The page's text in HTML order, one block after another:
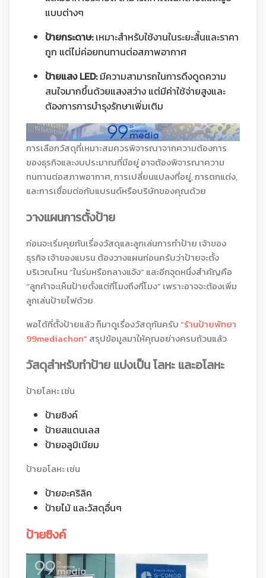
แบบต่างๆ
ป้ายกระดาษ:เหมาะสำหรับใช้งานในระยะสั้นและราคา
ถูก แต่ไม่ค่อยทนทานต่อสภาพอากาศ
ป้ายแสง LED:มีความสามารถในการดึงดูดความ
สนใจมากขึ้นด้วยแสงสว่าง แต่มีค่าใช้จ่ายสูงและ
ต้องการการบำรุงรักษาเพิ่มเติม
การเลือกวัสดุที่เหมาะสมควรพิจารณาจากความต้องการ
ของธุรกิจและงบประมาณที่มีอยู่ อาจต้องพิจารณาความ
ทนทานต่อสภาพอากาศ, การเปลี่ยนแปลงที่อยู่, การตกแต่ง,
และการเชื่อมต่อกับแบรนด์หรือบริษัทของคุณด้วย
วางแผนการตั้งป้าย
ก่อนจะเริ่มคุยกันเรื่องวัสดุและลูกเล่นการทำป้าย เจ้าของ
ธุรกิจ เจ้าของแบรน ต้องวางแผนก่อนครับว่าป้ายจะตั้ง
บริเวณไหน “ในร่มหรือกลางแจ้ง” และอีกจุดหนึ่งสำคัญคือ
“ลูกค้าจะเห็นป้ายตั้งแต่กี่โมงถึงกี่โมง” เพราะอาจจะต้องเพิ่ม
ลูกเล่นป้ายไฟด้วย
พอได้ที่ตั้งป้ายแล้ว ก็มาดูเรื่องวัสดุกันครับ“ร้านป้ายพัทยา
99mediachon” สรุปข้อมูลมาให้คุณอย่างครบถ้วนแล้ว
วัสดุสำหรับทำป้าย แบ่งเป็น โลหะ และอโลหะ
ป้ายโลหะ เช่น
ป้ายซิงค์
ป้ายสแตนเลส
ป้ายอลูมิเนียม
ป้ายอโลหะ เช่น
ป้ายอะคริลิค
ป้ายไม้ และวัสดุอื่นๆ
ป้ายซิงค์